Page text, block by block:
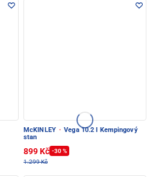
McKINLEY · Vega 10.2 I Kempingový
stan
899 Kč -30 %
1.299 Kč